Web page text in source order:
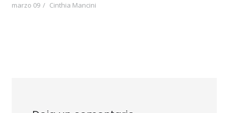
marzo 09 Cinthia Mancini